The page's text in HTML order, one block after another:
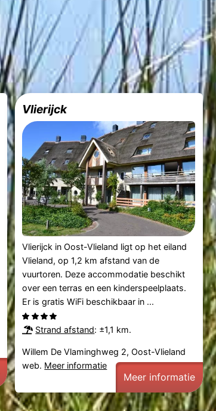
Vlierijck
Vlierijck in Oost-Vlieland ligt op het eiland
Vlieland, op 1,2 km afstand van de
vuurtoren. Deze accommodatie beschikt
over een terras en een kinderspeelplaats.
Er is gratis WiFi beschikbaar in ...
Strand afstand: ±1,1 km.
Willem De Vlaminghweg 2, Oost-Vlieland
web. Meer informatie
Meer informatie